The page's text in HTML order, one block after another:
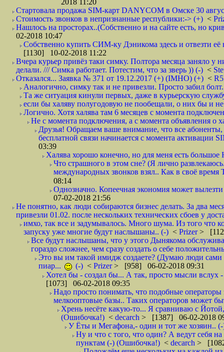
2018 11:20
Стартовала продажа SIM-карт DANYCOM в Омске 30
Стоимость звонков в непризнанные республики:-> (+) <
Нашлось на просторах..(Собственно и на сайте есть, но
02-2018 10:47
Собственно купить СИМ-ку Дэникома здесь и отвезти
[1130] 10-02-2018 11:22
Вчера курьер привёз таки симку. Полтора месяца заняло
делали. /// Симка работает. Потестим, что за зверь )) (-) <
Отказался... Заявка № 371 от 19.12.2017 (+) (IMHO) (+) <
Аналогично, симку так и не привезли. Просто забил
Та же ситуация кинули первых, даже в курьерскую
если бы халяву полугодовую не пообещали, о них бы и
Логично. Хотя халява там 6 месяцев с момента
Не с момента подключения, а с момента объявления о
Друзья! Обращаем ваше внимание, что все
бесплатной связи начинается с момента
03:39
Халява хорошо конечно, но для меня есть
Что страшного в этом сне? (Я лично
международных звонков взял.. Как в своё
08:14
Однозначно. Копеечная экономия может
07-02-2018 21:56
Не понятно, как люди собираются бизнес делать. За два
привезли 01.02. после нескольких технических сбоев у
имхо, так все и задумывалось. Много шума. Из того что
запуску уже многие будут наслышаны.. (-) < Prizer>
Все будут наслышаны, что у этого Дынякома
гораздо сложнее, чем сразу создать о себе
Это вы им такой имидж создаете? (Думаю люди сами
пиар...
(-) < Prizer> [958] 06-02-2018 09:31
Хотел бы - создал бы... А так, просто мысли вслух
[1073] 06-02-2018 09:35
Надо просто понимать, что подобные
мелкооптовые базы.. Таких операторов может
Хрень несёте какую-то... Я сравниваю с
(Ошибочка!) < decarch > [1387] 06-02-2018
У Ёты и Мегафона,- один и тот же хозяин..
Ну и что с того, что один? А ведут себя
пунктам (-) (Ошибочка!) < decarch >